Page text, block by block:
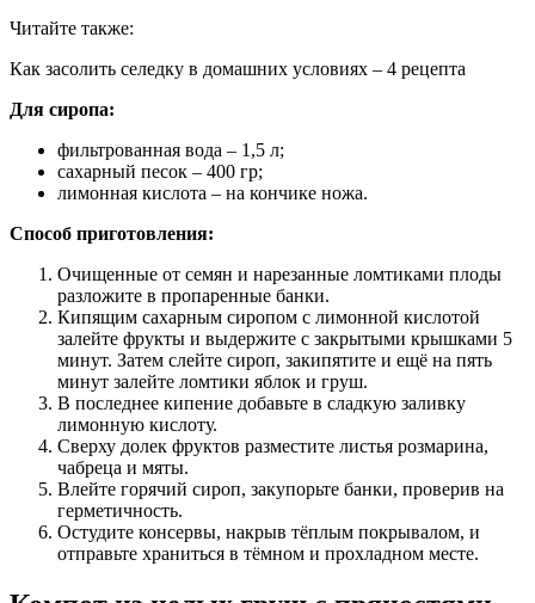
Читайте также:
Как засолить селедку в домашних условиях – 4 рецепта
Для сиропа:
фильтрованная вода – 1,5 л;
сахарный песок – 400 гр;
лимонная кислота – на кончике ножа.
Способ приготовления:
Очищенные от семян и нарезанные ломтиками плоды
разложите в пропаренные банки.
Кипящим сахарным сиропом с лимонной кислотой
залейте фрукты и выдержите с закрытыми крышками 5
минут. Затем слейте сироп, закипятите и ещё на пять
минут залейте ломтики яблок и груш.
В последнее кипение добавьте в сладкую заливку
лимонную кислоту.
Сверху долек фруктов разместите листья розмарина,
чабреца и мяты.
Влейте горячий сироп, закупорьте банки, проверив на
герметичность.
Остудите консервы, накрыв тёплым покрывалом, и
отправьте храниться в тёмном и прохладном месте.